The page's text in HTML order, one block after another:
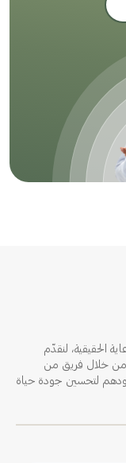
الحقيقية، لنقدّم
من خلال فريق من
لتحسين جودة حياة